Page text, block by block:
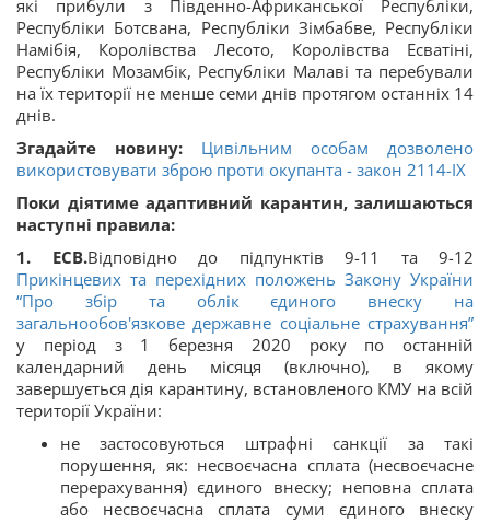
які прибули з Південно-Африканської Республіки,
Республіки Ботсвана, Республіки Зімбабве, Республіки
Намібія, Королівства Лесото, Королівства Есватіні,
Республіки Мозамбік, Республіки Малаві та перебували
на їх території не менше семи днів протягом останніх 14
днів.
Згадайте новину:
Цивільним особам дозволено
використовувати зброю проти окупанта - закон 2114-IX
Поки діятиме адаптивний карантин, залишаються
наступні правила:
1. ЕСВ.Відповідно до підпунктів 9-11 та 9-12
Прикінцевих та перехідних положень Закону України
“Про збір та облік єдиного внеску на
загальнообов'язкове державне соціальне страхування”
у період з 1 березня 2020 року по останній
календарний день місяця (включно), в якому
завершується дія карантину, встановленого КМУ на всій
території України:
не застосовуються штрафні санкції за такі
порушення, як: несвоєчасна сплата (несвоєчасне
перерахування) єдиного внеску; неповна сплата
або несвоєчасна сплата суми єдиного внеску